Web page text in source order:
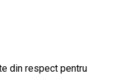
din respect pentru